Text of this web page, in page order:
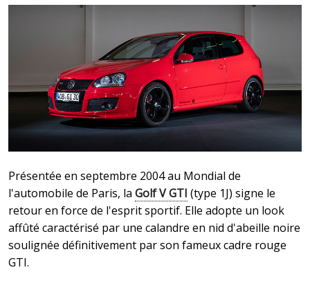
Présentée en septembre 2004 au Mondial de
l'automobile de Paris, la Golf V GTI (type 1J) signe le
retour en force de l'esprit sportif. Elle adopte un look
affûté caractérisé par une calandre en nid d'abeille noire
soulignée définitivement par son fameux cadre rouge
GTI.